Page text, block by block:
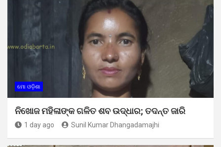
ମୋ ଓଡ଼ିଶା
ନିଖୋଜ ମହିଳାଙ୍କ ଗଳିତ ଶବ ଉଦ୍ଧାର; ତଦନ୍ତ ଜାରି
1 day ago Sunil Kumar Dhangadamajhi